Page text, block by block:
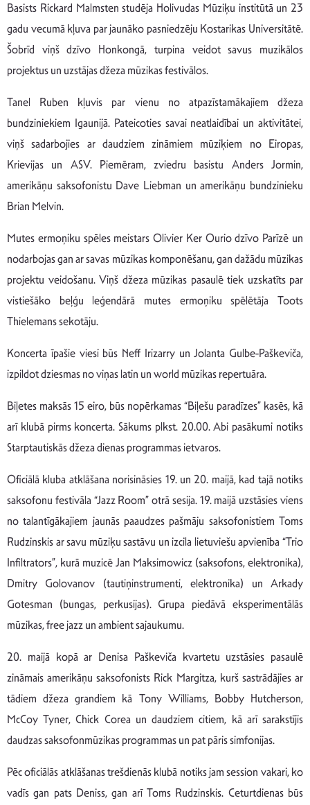
Basists Rickard Malmsten studēja Holivudas Mūziķu institūtā un 23
gadu vecumā kļuva par jaunāko pasniedzēju Kostarikas Universitātē.
Šobrīd viņš dzīvo Honkongā, turpina veidot savus muzikālos
projektus un uzstājas džeza mūzikas festivālos.
Tanel Ruben kļuvis par vienu no atpazīstamākajiem džeza
bundziniekiem Igaunijā. Pateicoties savai neatlaidībai un aktivitātei,
viņš sadarbojies ar daudziem zināmiem mūziķiem no Eiropas,
Krievijas un ASV. Piemēram, zviedru basistu Anders Jormin,
amerikāņu saksofonistu Dave Liebman un amerikāņu bundzinieku
Brian Melvin.
Mutes ermoņiku spēles meistars Olivier Ker Ourio dzīvo Parīzē un
nodarbojas gan ar savas mūzikas komponēšanu, gan dažādu mūzikas
projektu veidošanu. Viņš džeza mūzikas pasaulē tiek uzskatīts par
vistiešāko beļģu leģendārā mutes ermoņiku spēlētāja Toots
Thielemans sekotāju.
Koncerta īpašie viesi būs Neff Irizarry un Jolanta Gulbe-Paškeviča,
izpildot dziesmas no viņas latin un world mūzikas repertuāra.
Biļetes maksās 15 eiro, būs nopērkamas “Biļešu paradīzes” kasēs, kā
arī klubā pirms koncerta. Sākums plkst. 20.00. Abi pasākumi notiks
Starptautiskās džeza dienas programmas ietvaros.
Oficiālā kluba atklāšana norisināsies 19. un 20. maijā, kad tajā notiks
saksofonu festivāla “Jazz Room” otrā sesija. 19. maijā uzstāsies viens
no talantīgākajiem jaunās paaudzes pašmāju saksofonistiem Toms
Rudzinskis ar savu mūziķu sastāvu un izcila lietuviešu apvienība “Trio
Infiltrators”, kurā muzicē Jan Maksimowicz (saksofons, elektronika),
Dmitry Golovanov (tautiņinstrumenti, elektronika) un Arkady
Gotesman (bungas, perkusijas). Grupa piedāvā eksperimentālās
mūzikas, free jazz un ambient sajaukumu.
20. maijā kopā ar Denisa Paškeviča kvartetu uzstāsies pasaulē
zināmais amerikāņu saksofonists Rick Margitza, kurš sastrādājies ar
tādiem džeza grandiem kā Tony Williams, Bobby Hutcherson,
McCoy Tyner, Chick Corea un daudziem citiem, kā arī sarakstījis
daudzas saksofonmūzikas programmas un pat pāris simfonijas.
Pēc oficiālās atklāšanas trešdienās klubā notiks jam session vakari, ko
vadīs gan pats Deniss, gan arī Toms Rudzinskis. Ceturtdienas būs